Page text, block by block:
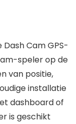
Cam GPS-
speler op de
van positie,
installatie
dashboard of
is geschikt